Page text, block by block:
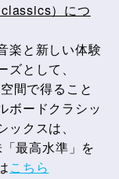
）につ
楽と新しい体験
として、
間で得ること
ボードクラシッ
クスは、
最高水準」を
こちら